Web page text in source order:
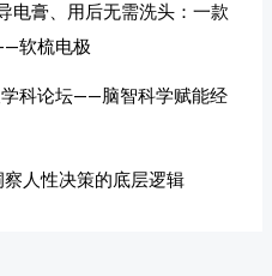
电膏、用后无需洗头：一款
软梳电极
科论坛——脑智科学赋能经
人性决策的底层逻辑